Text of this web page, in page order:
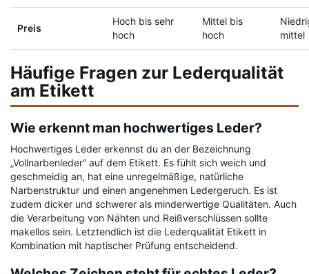
Preis
Hoch bis sehr
hoch
Mittel bis
hoch
mittel
Häufige Fragen zur Lederqualität
am Etikett
Wie erkennt man hochwertiges Leder?
Hochwertiges Leder erkennst du an der Bezeichnung
„Vollnarbenleder“ auf dem Etikett. Es fühlt sich weich und
geschmeidig an, hat eine unregelmäßige, natürliche
Narbenstruktur und einen angenehmen Ledergeruch. Es ist
zudem dicker und schwerer als minderwertige Qualitäten. Auch
die Verarbeitung von Nähten und Reißverschlüssen sollte
makellos sein. Letztendlich ist die Lederqualität Etikett in
Kombination mit haptischer Prüfung entscheidend.